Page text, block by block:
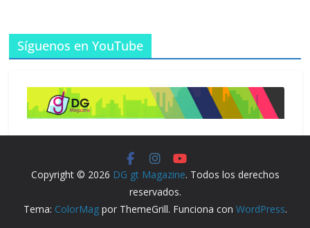
Síguenos en YouTube
Copyright © 2026 DG gt Magazine. Todos los derechos
reservados.
Tema: ColorMagpor ThemeGrill. Funciona con WordPress.